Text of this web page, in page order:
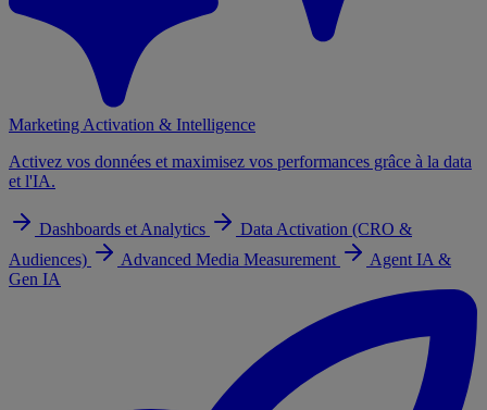
Marketing Activation & Intelligence
Activez vos données et maximisez vos performances grâce à la data
et l'IA.
Dashboards et Analytics
Data Activation (CRO &
Audiences)
Advanced Media Measurement
Agent IA &
Gen IA